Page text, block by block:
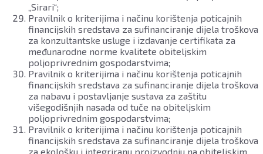
„Sirari“;
Pravilnik o kriterijima i načinu korištenja poticajnih
financijskih sredstava za sufinanciranje dijela troškova
za konzultantske usluge i izdavanje certifikata za
međunarodne norme kvalitete obiteljskim
poljoprivrednim gospodarstvima;
Pravilnik o kriterijima i načinu korištenja poticajnih
financijskih sredstava za sufinanciranje dijela troškova
za nabavu i postavljanje sustava za zaštitu
višegodišnjih nasada od tuče na obiteljskim
poljoprivrednim gospodarstvima;
Pravilnik o kriterijima i načinu korištenja poticajnih
financijskih sredstava za sufinanciranje dijela troškova
za ekološku i integriranu proizvodnju na obiteljskim